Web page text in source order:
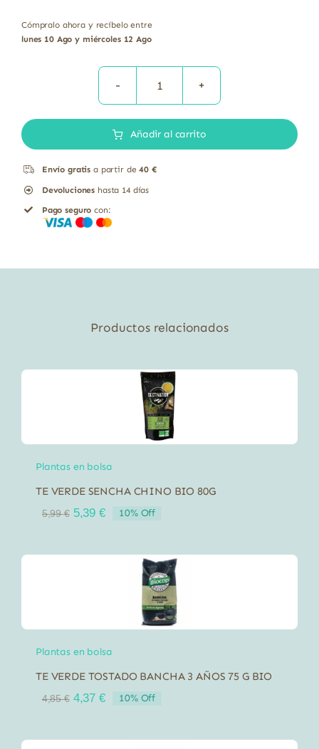
Cómpralo ahora y recíbelo entre
lunes 10 Ago y miércoles 12 Ago
Brezo
Añadir al carrito
Envío gratis a partir de40 €
Devoluciones hasta 14 días
Pago seguro con:
Productos relacionados
Plantas en bolsa
TE VERDE SENCHA CHINO BIO 80G
5,99€ El
era:
5,39 €El
es:
10% Off
Plantas en bolsa
TE VERDE TOSTADO BANCHA 3 AÑOS 75 G BIO
4,85€ El
era:
4,37 €El
es:
10% Off